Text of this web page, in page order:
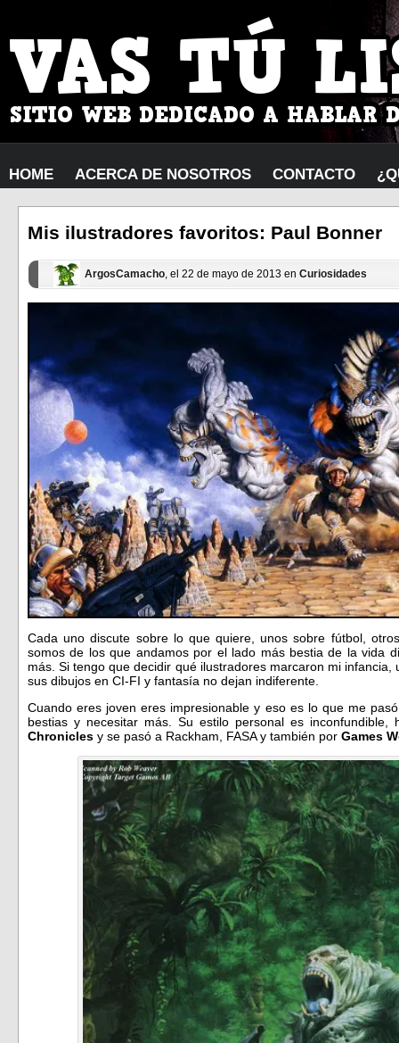
HOME ACERCA DE NOSOTROS CONTACTO
Mis ilustradores favoritos: Paul Bonner
ArgosCamacho, el 22 de mayo de 2013 en Curiosidades
Cada uno discute sobre lo que quiere, unos sobre fútbol,
somos de los que andamos por el lado más bestia de la vida
más. Si tengo que decidir qué ilustradores marcaron mi
sus dibujos en CI-FI y fantasía no dejan indiferente.
Cuando eres joven eres impresionable y eso es lo que me
bestias y necesitar más. Su estilo personal es
Chronicles y se pasó a Rackham, FASA y también por Games